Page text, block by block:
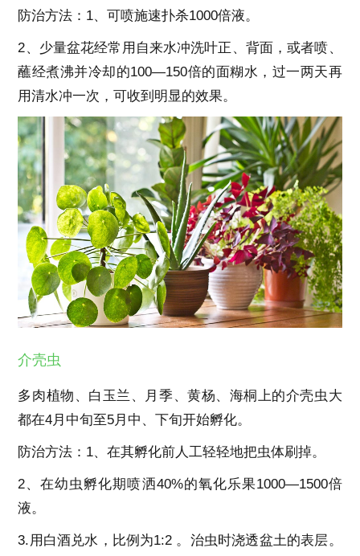
防治方法：1、可喷施速扑杀1000倍液。
2、少量盆花经常用自来水冲洗叶正、背面，或者喷、
蘸经煮沸并冷却的100—150倍的面糊水，过一两天再
用清水冲一次，可收到明显的效果。
介壳虫
多肉植物、白玉兰、月季、黄杨、海桐上的介壳虫大
都在4月中旬至5月中、下旬开始孵化。
防治方法：1、在其孵化前人工轻轻地把虫体刷掉。
2、在幼虫孵化期喷洒40%的氧化乐果1000—1500倍
液。
3.用白酒兑水，比例为1:2 。治虫时浇透盆土的表层。